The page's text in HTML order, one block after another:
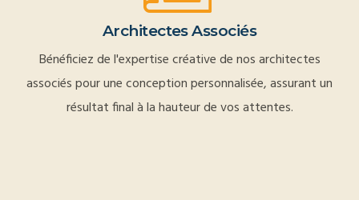
Architectes Associés
Bénéficiez de l'expertise créative de nos architectes
associés pour une conception personnalisée, assurant un
résultat final à la hauteur de vos attentes.